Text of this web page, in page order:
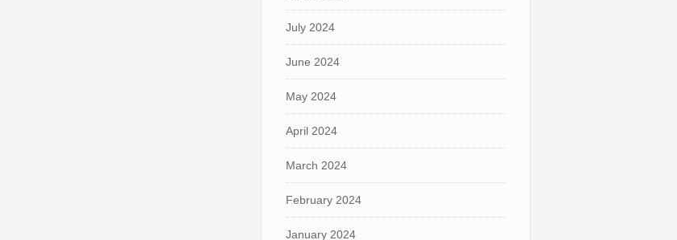
July 2024
June 2024
May 2024
April 2024
March 2024
February 2024
January 2024